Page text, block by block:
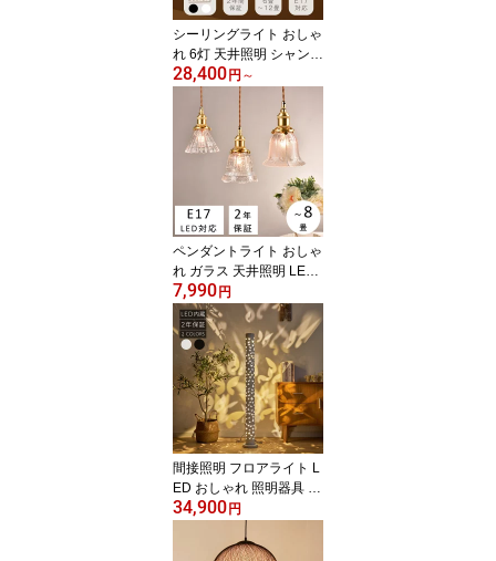
シーリングライト おしゃ
れ 6灯 天井照明 シャンデ
リア 照明器具 LED対応
モダン 昭和 寝室 リビン
グ ダイニング ベッドル
ーム 食卓 居間 シンプル
アンティーク カフェ レ
トロ 8畳 10畳 12畳
28,400 円 ～
ペンダントライト おしゃ
れ ガラス 天井照明 LED
照明器具 昭和 レトロ ヴ
ィンテージ アンティーク
シンプル かわいい 北欧
ダクトレール キッチン
寝室 食卓 玄関 階段 トイ
レ リビング ベッドルー
ム ダイニング
7,990 円
間接照明 フロアライト L
ED おしゃれ 照明器具 L
ED内蔵 LED一体型 イン
スタ映え スタンドライト
モダン 北欧 シンプル カ
34,900 円